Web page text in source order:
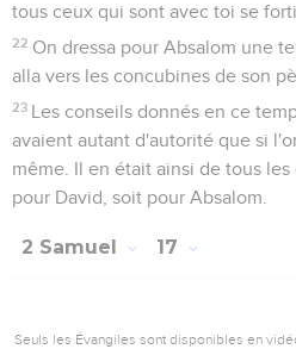
tous ceux qui sont avec toi se
22 On dressa pour Absalom une
alla vers les concubines de son
23 Les conseils donnés en ce
avaient autant d'autorité que si
même. Il en était ainsi de tous
pour David, soit pour Absalom.
2 Samuel 17
Seuls les Évangiles sont disponibles en